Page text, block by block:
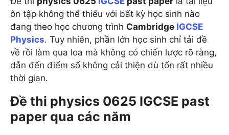
ôn tập không thể thiếu với bất kỳ học sinh nào
đang theo học chương trình Cambridge IGCSE
Physics. Tuy nhiên, phần lớn học sinh chỉ tải đề
về rồi làm qua loa mà không có chiến lược rõ ràng,
dẫn đến điểm số không cải thiện dù tốn rất nhiều
thời gian.
Đề thi physics 0625 IGCSE past
paper qua các năm